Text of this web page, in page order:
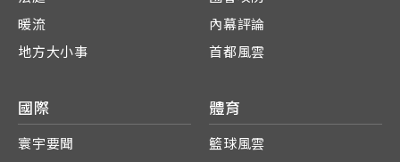
暖流
地方大小事
內幕評論
首都風雲
國際
寰宇要聞
體育
籃球風雲